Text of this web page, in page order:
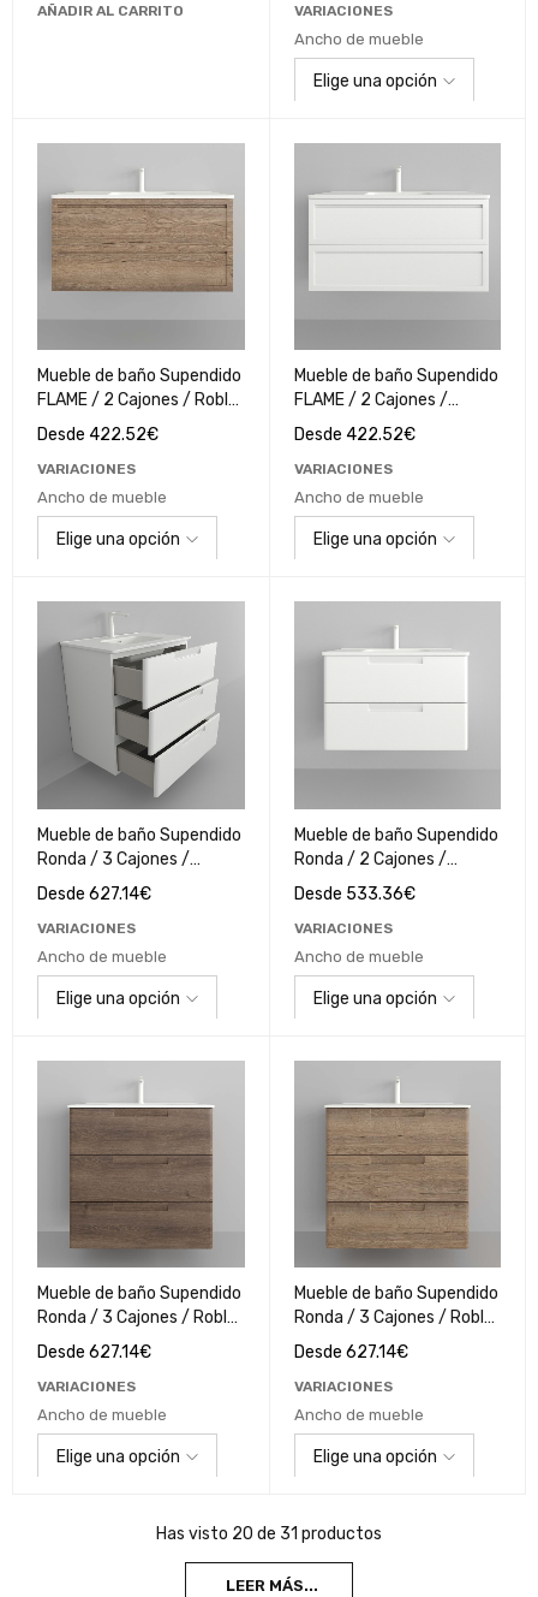
AÑADIR AL CARRITO
VARIACIONES
Ancho de mueble
Mueble de baño Supendido
FLAME / 2 Cajones / Roble
Alba
Desde 422.52€
VARIACIONES
Ancho de mueble
Mueble de baño Supendido
FLAME / 2 Cajones /
Blanco Polilaminado
Desde 422.52€
VARIACIONES
Ancho de mueble
Mueble de baño Supendido
Ronda / 3 Cajones /
Blanco Polilaminado
Desde 627.14€
VARIACIONES
Ancho de mueble
Mueble de baño Supendido
Ronda / 2 Cajones /
Blanco Polilaminado
Desde 533.36€
VARIACIONES
Ancho de mueble
Mueble de baño Supendido
Ronda / 3 Cajones / Roble
Romance
Desde 627.14€
VARIACIONES
Ancho de mueble
Mueble de baño Supendido
Ronda / 3 Cajones / Roble
Alba
Desde 627.14€
VARIACIONES
Ancho de mueble
Has visto 20 de 31 productos
LEER MÁS...